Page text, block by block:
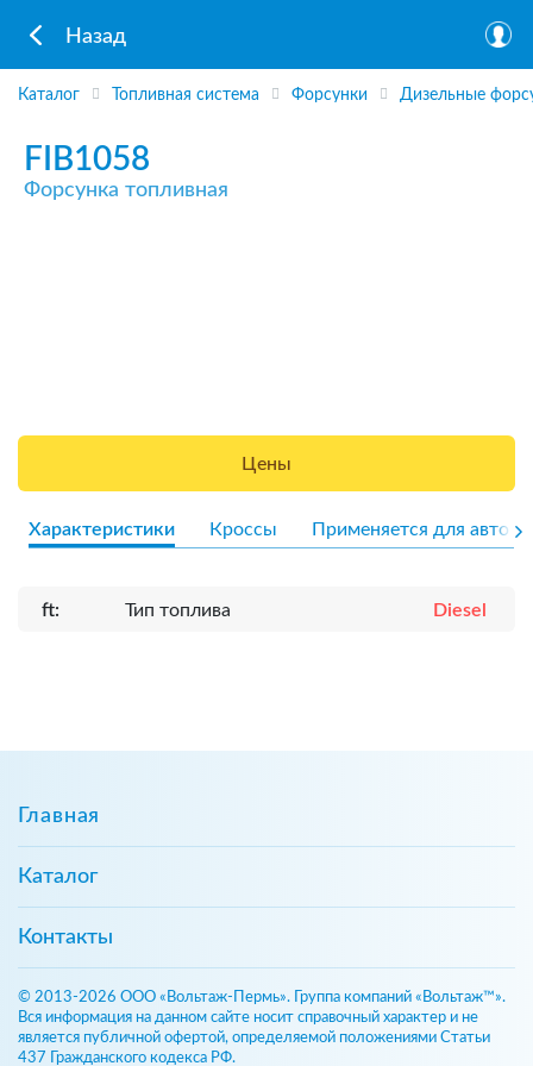
Назад
Каталог Топливная система Форсунки Дизельные
FIB1058
Форсунка топливная
Цены
Характеристики Кроссы Применяется для авто
ft: Тип топлива Diesel
Главная
Каталог
Контакты
© 2013-2026 ООО «Вольтаж-Пермь». Группа компаний «Вольтаж™».
Вся информация на данном сайте носит справочный характер и не
является публичной офертой, определяемой положениями Статьи
437 Гражданского кодекса РФ.